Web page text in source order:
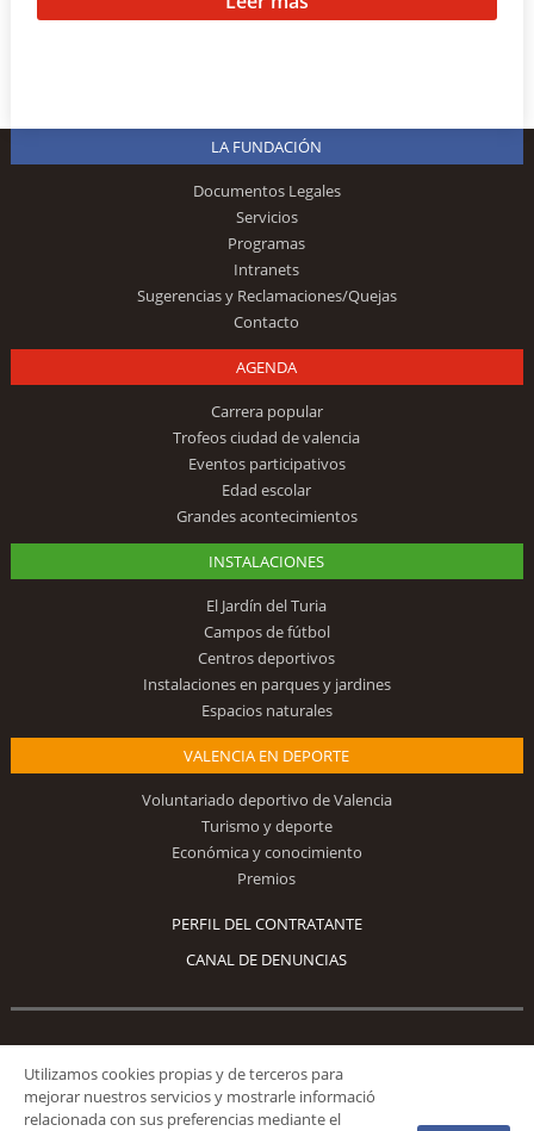
LA FUNDACIÓN
Documentos Legales
Servicios
Programas
Intranets
Sugerencias y Reclamaciones/Quejas
Contacto
AGENDA
Carrera popular
Trofeos ciudad de valencia
Eventos participativos
Edad escolar
Grandes acontecimientos
INSTALACIONES
El Jardín del Turia
Campos de fútbol
Centros deportivos
Instalaciones en parques y jardines
Espacios naturales
VALENCIA EN DEPORTE
Voluntariado deportivo de Valencia
Turismo y deporte
Económica y conocimiento
Premios
PERFIL DEL CONTRATANTE
CANAL DE DENUNCIAS
Síguenos
Utilizamos cookies propias y de terceros para
mejorar nuestros servicios y mostrarle informació
relacionada con sus preferencias mediante el